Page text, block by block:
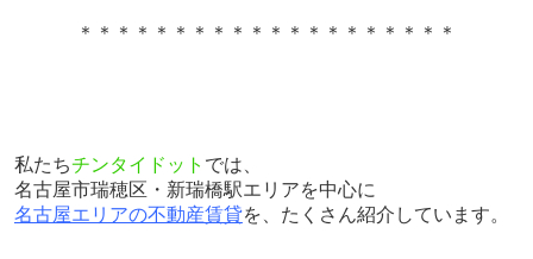
＊＊＊＊＊＊＊＊＊＊＊＊＊＊＊＊＊＊＊＊
私たちチンタイドット では、
名古屋市瑞穂区・新瑞橋駅エリアを中心に
名古屋エリアの不動産賃貸を、たくさん紹介しています。